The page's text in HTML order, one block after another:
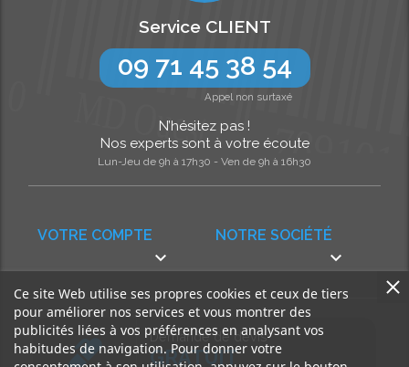
NOTRE SOCIÉTÉ

VOTRE COMPTE

Service CLIENT
09 71 45 38 54
Appel non surtaxé
N’hésitez pas !
Nos experts sont à votre écoute
Lun-Jeu de 9h à 17h30 - Ven de 9h à 16h30
Demande de devis
GRATUIT
Ce site Web utilise ses propres cookies et ceux de tiers
pour améliorer nos services et vous montrer des
publicités liées à vos préférences en analysant vos
habitudes de navigation. Pour donner votre